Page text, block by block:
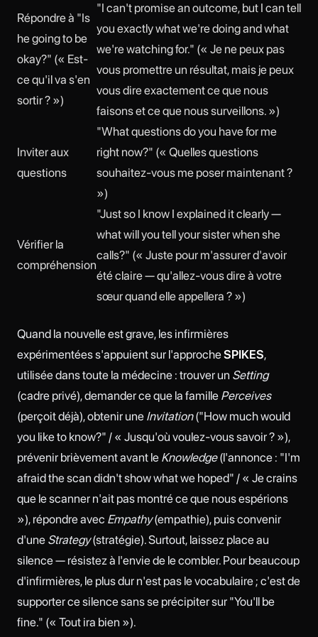
Répondre à "Is
he going to be
okay?" (« Est-
ce qu'il va s'en
sortir ? »)
"I can't promise an outcome, but I can tell
you exactly what we're doing and what
we're watching for." (« Je ne peux pas
vous promettre un résultat, mais je peux
vous dire exactement ce que nous
faisons et ce que nous surveillons. »)
Inviter aux
questions
"What questions do you have for me
right now?" (« Quelles questions
souhaitez-vous me poser maintenant ?
»)
Vérifier la
compréhension
"Just so I know I explained it clearly —
what will you tell your sister when she
calls?" (« Juste pour m'assurer d'avoir
été claire — qu'allez-vous dire à votre
sœur quand elle appellera ? »)
Quand la nouvelle est grave, les infirmières
expérimentées s'appuient sur l'approcheSPIKES,
utilisée dans toute la médecine : trouver un Setting
(cadre privé), demander ce que la famille Perceives
(perçoit déjà), obtenir une Invitation("How much would
you like to know?" / « Jusqu'où voulez-vous savoir ? »),
prévenir brièvement avant le Knowledge(l'annonce : "I'm
afraid the scan didn't show what we hoped" / « Je crains
que le scanner n'ait pas montré ce que nous espérions
»), répondre avec Empathy(empathie), puis convenir
d'une Strategy(stratégie). Surtout, laissez place au
silence — résistez à l'envie de le combler. Pour beaucoup
d'infirmières, le plus dur n'est pas le vocabulaire ; c'est de
supporter ce silence sans se précipiter sur "You'll be
fine." (« Tout ira bien »).